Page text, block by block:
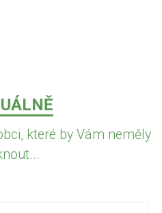
které by Vám neměly